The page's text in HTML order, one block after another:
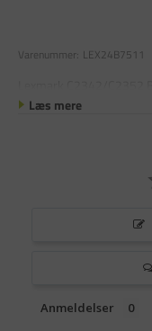
Varenummer: LEX24B7511
Læs mere
Anmeldelser